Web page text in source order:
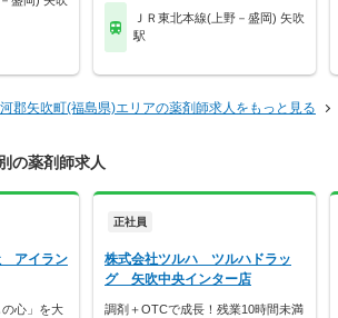
ＪＲ東北本線(上野－盛岡) 矢吹
駅
郡矢吹町(福島県)エリアの薬剤師求人をもっと見る
の薬剤師求人
アイラン
の心」を大
正社員
株式会社ツルハ ツルハドラッ
グ 矢吹中央インター店
調剤＋OTCで成長！残業10時間未満